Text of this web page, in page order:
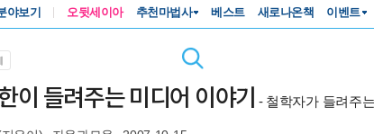
야보기 오뒷세이아 추천마법사 베스트 새로나온책 이벤트
이 들려주는 미디어 이야기 - 철학자가 들려주